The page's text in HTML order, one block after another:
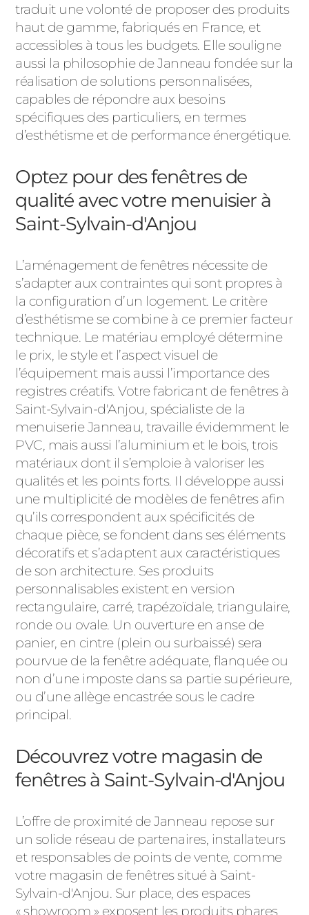
traduit une volonté de proposer des produits
haut de gamme, fabriqués en France, et
accessibles à tous les budgets. Elle souligne
aussi la philosophie de Janneau fondée sur la
réalisation de solutions personnalisées,
capables de répondre aux besoins
spécifiques des particuliers, en termes
d’esthétisme et de performance énergétique.
Optez pour des fenêtres de
qualité avec votre menuisier à
Saint-Sylvain-d'Anjou
L’aménagement de fenêtres nécessite de
s’adapter aux contraintes qui sont propres à
la configuration d’un logement. Le critère
d’esthétisme se combine à ce premier facteur
technique. Le matériau employé détermine
le prix, le style et l’aspect visuel de
l’équipement mais aussi l’importance des
registres créatifs. Votre fabricant de fenêtres à
Saint-Sylvain-d'Anjou, spécialiste de la
menuiserie Janneau, travaille évidemment le
PVC, mais aussi l’aluminium et le bois, trois
matériaux dont il s’emploie à valoriser les
qualités et les points forts. Il développe aussi
une multiplicité de modèles de fenêtres afin
qu’ils correspondent aux spécificités de
chaque pièce, se fondent dans ses éléments
décoratifs et s’adaptent aux caractéristiques
de son architecture. Ses produits
personnalisables existent en version
rectangulaire, carré, trapézoïdale, triangulaire,
ronde ou ovale. Un ouverture en anse de
panier, en cintre (plein ou surbaissé) sera
pourvue de la fenêtre adéquate, flanquée ou
non d’une imposte dans sa partie supérieure,
ou d’une allège encastrée sous le cadre
principal.
Découvrez votre magasin de
fenêtres à Saint-Sylvain-d'Anjou
L’offre de proximité de Janneau repose sur
un solide réseau de partenaires, installateurs
et responsables de points de vente, comme
votre magasin de fenêtres situé à Saint-
Sylvain-d'Anjou. Sur place, des espaces
« showroom » exposent les produits phares